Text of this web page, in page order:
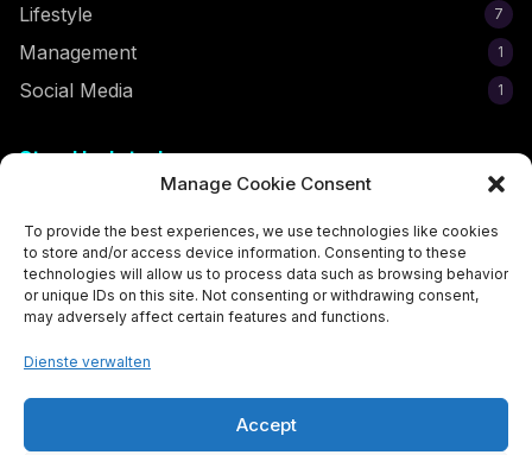
Manage Cookie Consent
To provide the best experiences, we use technologies like cookies
to store and/or access device information. Consenting to these
technologies will allow us to process data such as browsing behavior
or unique IDs on this site. Not consenting or withdrawing consent,
may adversely affect certain features and functions.
Dienste verwalten
Accept
Lifestyle 7
Management 1
Social Media 1
Stay Updated
your inbox!